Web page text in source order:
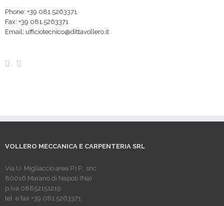
Phone: +39 081.5263371
Fax: +39 081.5263371
Email: ufficiotecnico@dittavollero.it
VOLLERO MECCANICA E CARPENTERIA SRL
Via U. Migliaccio area P.I.P., snc
80016 Marano di Napoli (Na)
p.iva 08852151219
tel. e fax +39 081.5263371